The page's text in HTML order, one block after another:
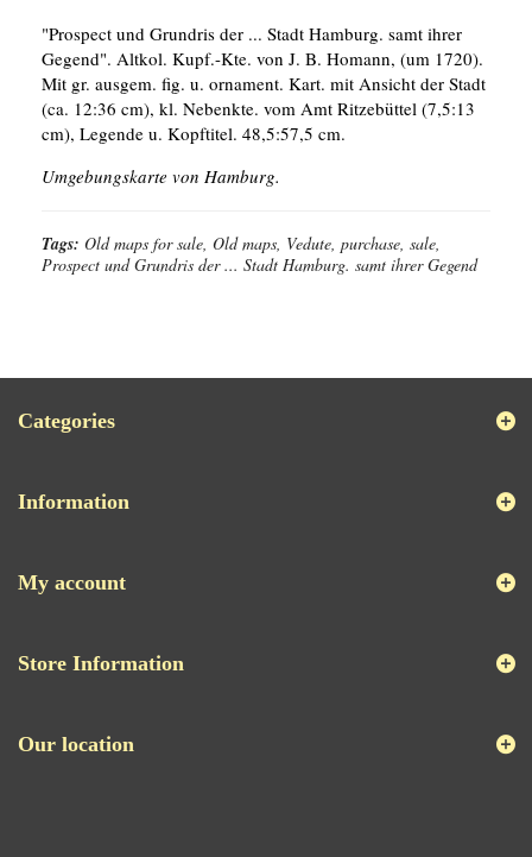
"Prospect und Grundris der ... Stadt Hamburg. samt ihrer
Gegend". Altkol. Kupf.-Kte. von J. B. Homann, (um 1720).
Mit gr. ausgem. fig. u. ornament. Kart. mit Ansicht der Stadt
(ca. 12:36 cm), kl. Nebenkte. vom Amt Ritzebüttel (7,5:13
cm), Legende u. Kopftitel. 48,5:57,5 cm.
Umgebungskarte von Hamburg.
Tags: Old maps for sale, Old maps, Vedute, purchase, sale,
Prospect und Grundris der ... Stadt Hamburg. samt ihrer Gegend
Categories
Information
My account
Store Information
Our location